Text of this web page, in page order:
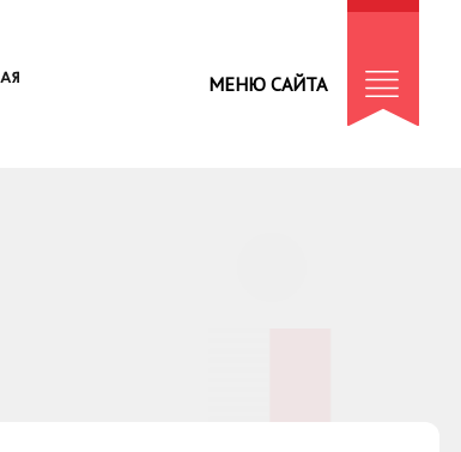
МЕНЮ САЙТА